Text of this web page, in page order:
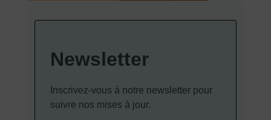
Newsletter
Inscrivez-vous à notre newsletter pour
suivre nos mises à jour.